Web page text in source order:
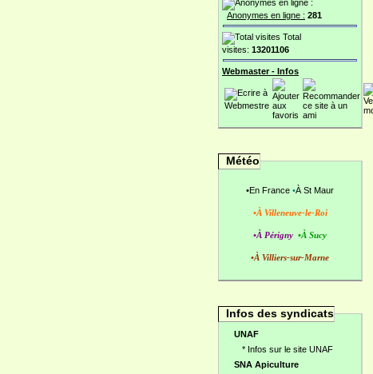
Anonymes en ligne : 281
Total
visites: 13201106
Webmaster - Infos
Météo
•En France •À St Maur
•À Villeneuve-le-Roi
•À Périgny •À Sucy
•À Villiers-sur-Marne
Infos des syndicats
UNAF
* Infos sur le site UNAF
SNA Apiculture